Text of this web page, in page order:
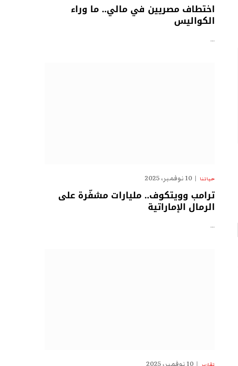
اختطاف مصريين في مالي.. ما وراء
الكواليس
…
حياتنا 10 نوفمبر، 2025
ترامب وويتكوف.. مليارات مشفّرة على
الرمال الإماراتية
…